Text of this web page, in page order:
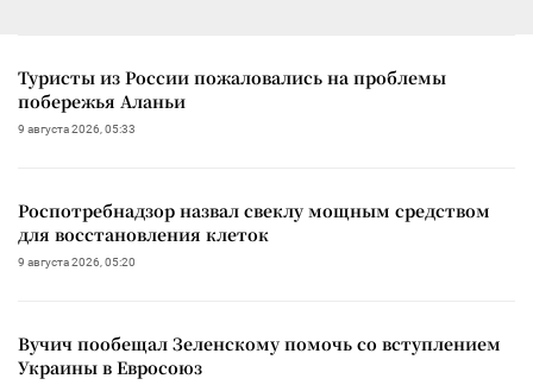
Туристы из России пожаловались на проблемы
побережья Аланьи
9 августа 2026, 05:33
Роспотребнадзор назвал свеклу мощным средством
для восстановления клеток
9 августа 2026, 05:20
Вучич пообещал Зеленскому помочь со вступлением
Украины в Евросоюз